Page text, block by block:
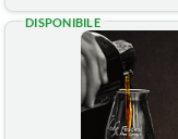
DISPONIBILE